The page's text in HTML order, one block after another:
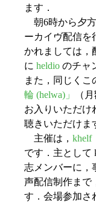
ます．
朝6時から夕
ーカイヴ配信を
かれましては，
に heldio のチャ
また，同じくこ
輪 (helwa)」
（
お入りいただけ
聴きいただけま
主催は， khelf
です．主として
志メンバーに，
声配信制作まで
す．会場参加さ